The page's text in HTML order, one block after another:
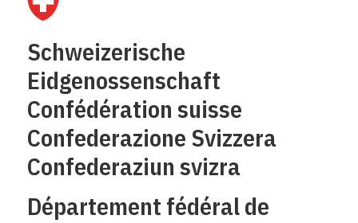
Schweizerische
Eidgenossenschaft
Confédération suisse
Confederazione Svizzera
Confederaziun svizra
Département fédéral de